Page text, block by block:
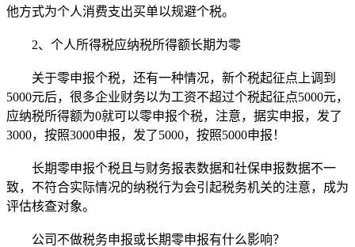
他方式为个人消费支出买单以规避个税。
2、个人所得税应纳税所得额长期为零
关于零申报个税，还有一种情况，新个税起征点上调到
5000元后，很多企业财务以为工资不超过个税起征点5000元，
应纳税所得额为0就可以零申报个税，注意，据实申报，发了
3000，按照3000申报，发了5000，按照5000申报！
长期零申报个税且与财务报表数据和社保申报数据不一
致，不符合实际情况的纳税行为会引起税务机关的注意，成为
评估核查对象。
公司不做税务申报或长期零申报有什么影响？